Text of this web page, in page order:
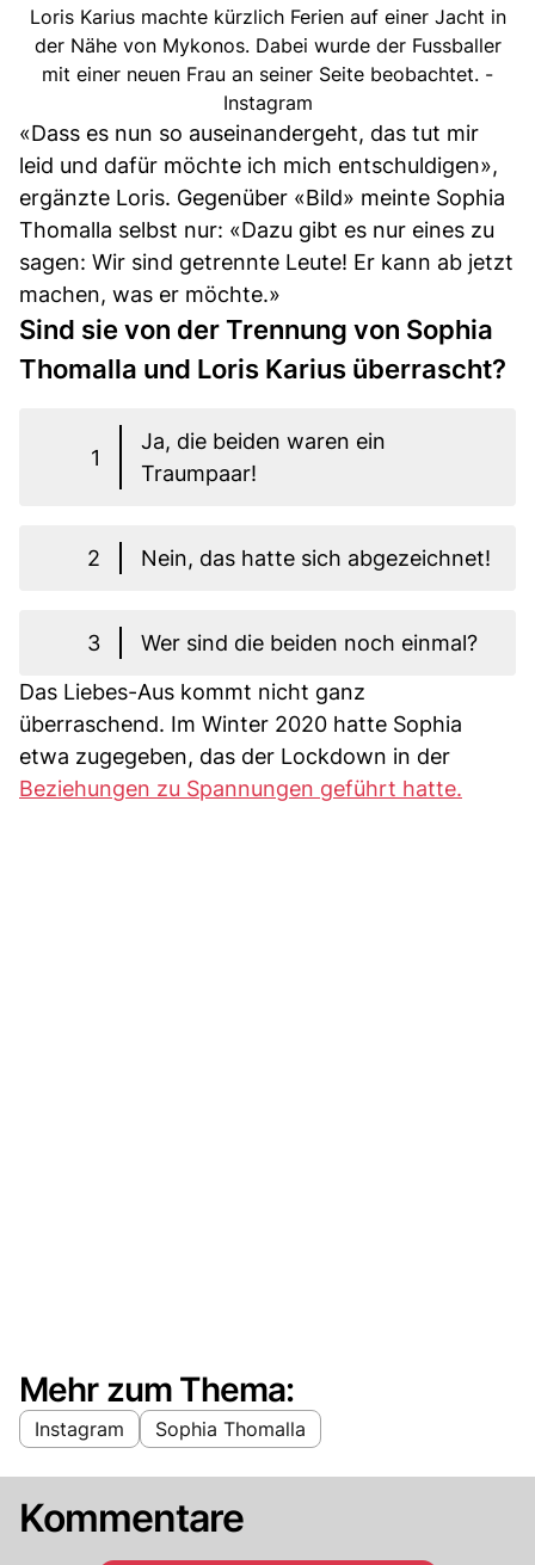
Loris Karius machte kürzlich Ferien auf einer Jacht in
der Nähe von Mykonos. Dabei wurde der Fussballer
mit einer neuen Frau an seiner Seite beobachtet. -
Instagram
«Dass es nun so auseinandergeht, das tut mir
leid und dafür möchte ich mich entschuldigen»,
ergänzte Loris. Gegenüber «Bild» meinte Sophia
Thomalla selbst nur: «Dazu gibt es nur eines zu
sagen: Wir sind getrennte Leute! Er kann ab jetzt
machen, was er möchte.»
Sind sie von der Trennung von Sophia
Thomalla und Loris Karius überrascht?
1
Ja, die beiden waren ein
Traumpaar!
2 Nein, das hatte sich abgezeichnet!
3
Wer sind die beiden noch einmal?
Das Liebes-Aus kommt nicht ganz
überraschend. Im Winter 2020 hatte Sophia
etwa zugegeben, das der Lockdown in der
Beziehungen zu Spannungen geführt hatte.
Mehr zum Thema:
Instagram Sophia Thomalla
Kommentare